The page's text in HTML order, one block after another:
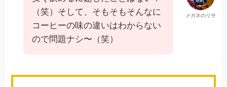
メガネのリサ
（笑）そして、そもそもそんなに
コーヒーの味の違いはわからない
ので問題ナシ〜（笑）